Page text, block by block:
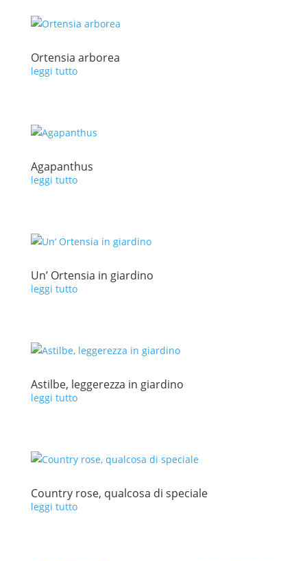
Ortensia arborea
leggi tutto
Agapanthus
leggi tutto
Un’ Ortensia in giardino
leggi tutto
Astilbe, leggerezza in giardino
leggi tutto
Country rose, qualcosa di speciale
leggi tutto